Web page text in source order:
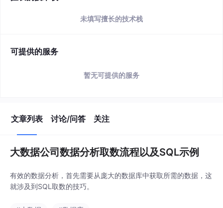
未填写擅长的技术栈
可提供的服务
暂无可提供的服务
文章列表 讨论/问答 关注
大数据公司数据分析取数流程以及SQL示例
有效的数据分析，首先需要从庞大的数据库中获取所需的数据，这
就涉及到SQL取数的技巧。